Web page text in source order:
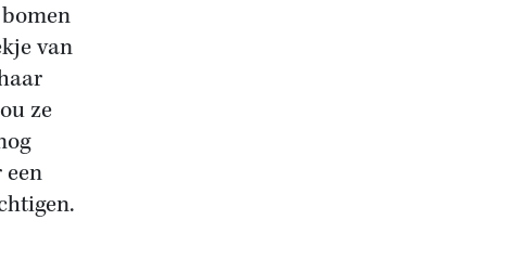
van
ze